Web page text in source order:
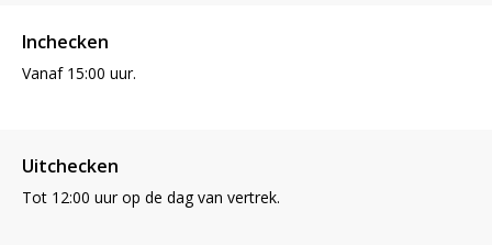
Inchecken
Vanaf 15:00 uur.
Uitchecken
Tot 12:00 uur op de dag van vertrek.